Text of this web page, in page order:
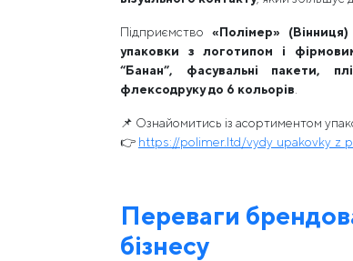
Підприємство «Полімер» (Вінниця)
упаковки з логотипом і
“Банан”, фасувальні пакети,
флексодруку до 6 кольорів
📌 Ознайомитись із асортиментом
👉 https://polimer.ltd/
Переваги
бізнесу